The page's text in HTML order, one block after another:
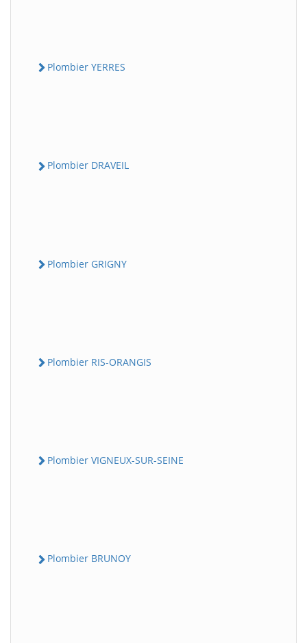
Plombier YERRES
Plombier DRAVEIL
Plombier GRIGNY
Plombier RIS-ORANGIS
Plombier VIGNEUX-SUR-SEINE
Plombier BRUNOY